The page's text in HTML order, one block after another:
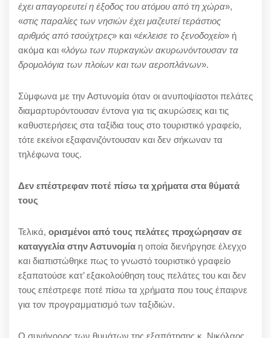
έχει απαγορευτεί η έξοδος του ατόμου από τη χώρα»,
«στις παραλίες των νησιών έχει μαζευτεί τεράστιος
αριθμός από τσούχτρες» και «έκλεισε το ξενοδοχείο» ή
ακόμα και «λόγω των πυρκαγιών ακυρωνόντουσαν τα
δρομολόγια των πλοίων και των αεροπλάνων».
Σύμφωνα με την Αστυνομία όταν οι ανυποψίαστοι πελάτες
διαμαρτυρόντουσαν έντονα για τις ακυρώσεις και τις
καθυστερήσεις στα ταξίδια τους στο τουριστικό γραφείο,
τότε εκείνοι εξαφανιζόντουσαν και δεν σήκωναν τα
τηλέφωνα τους.
Δεν επέστρεφαν ποτέ πίσω τα χρήματα στα θύματά
τους
Τελικά, ορισμένοι από τους πελάτες προχώρησαν σε
καταγγελία στην Αστυνομία η οποία διενήργησε έλεγχο
και διαπιστώθηκε πως το γνωστό τουριστικό γραφείο
εξαπατούσε κατ’ εξακολούθηση τους πελάτες του και δεν
τους επέστρεφε ποτέ πίσω τα χρήματα που τους έπαιρνε
για τον προγραμματισμό των ταξιδιών.
Ο συνήγορος των θυμάτων της εξαπάτησης κ. Νικόλαος